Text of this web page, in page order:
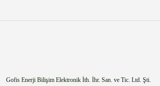
Gofis Enerji Bilişim Elektronik İth. İhr. San. ve Tic. Ltd. Şti.